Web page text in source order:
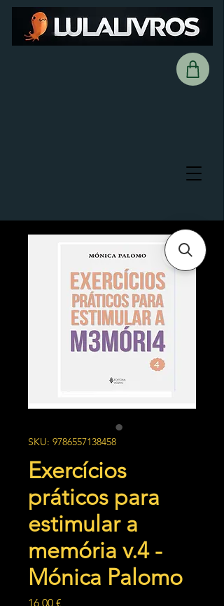
SKU: 9786557138458
Exercícios
práticos para
estimular a
memória v.4 -
Mónica Palomo
16,00 €